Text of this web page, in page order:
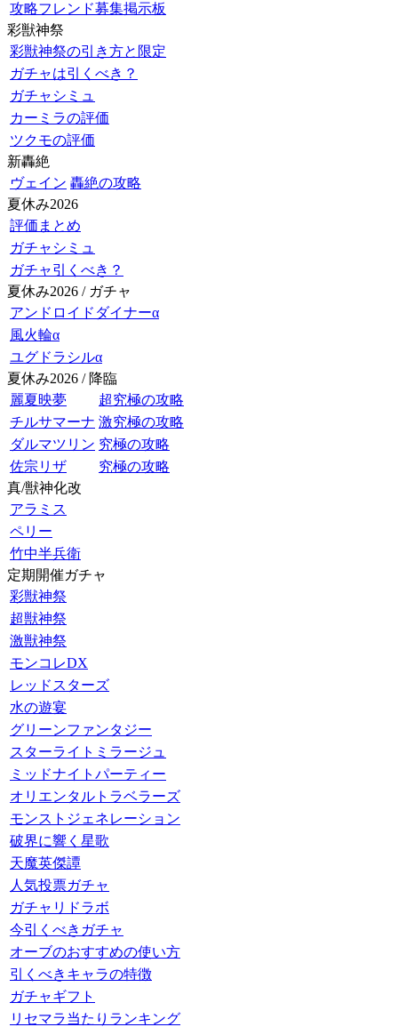
攻略フレンド募集掲示板
彩獣神祭
彩獣神祭の引き方と限定
ガチャは引くべき？
ガチャシミュ
カーミラの評価
ツクモの評価
新轟絶
ヴェイン 轟絶の攻略
夏休み2026
評価まとめ
ガチャシミュ
ガチャ引くべき？
夏休み2026 / ガチャ
アンドロイドダイナーα
風火輪α
ユグドラシルα
夏休み2026 / 降臨
麗夏映夢
超究極の攻略
チルサマーナ 激究極の攻略
ダルマツリン 究極の攻略
佐宗リザ
究極の攻略
真/獣神化改
アラミス
ペリー
竹中半兵衛
定期開催ガチャ
彩獣神祭
超獣神祭
激獣神祭
モンコレDX
レッドスターズ
水の遊宴
グリーンファンタジー
スターライトミラージュ
ミッドナイトパーティー
オリエンタルトラベラーズ
モンストジェネレーション
破界に響く星歌
天魔英傑譚
人気投票ガチャ
ガチャリドラボ
今引くべきガチャ
オーブのおすすめの使い方
引くべきキャラの特徴
ガチャギフト
リセマラ当たりランキング